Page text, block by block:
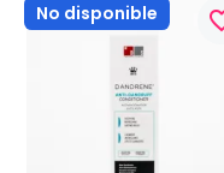
No disponible